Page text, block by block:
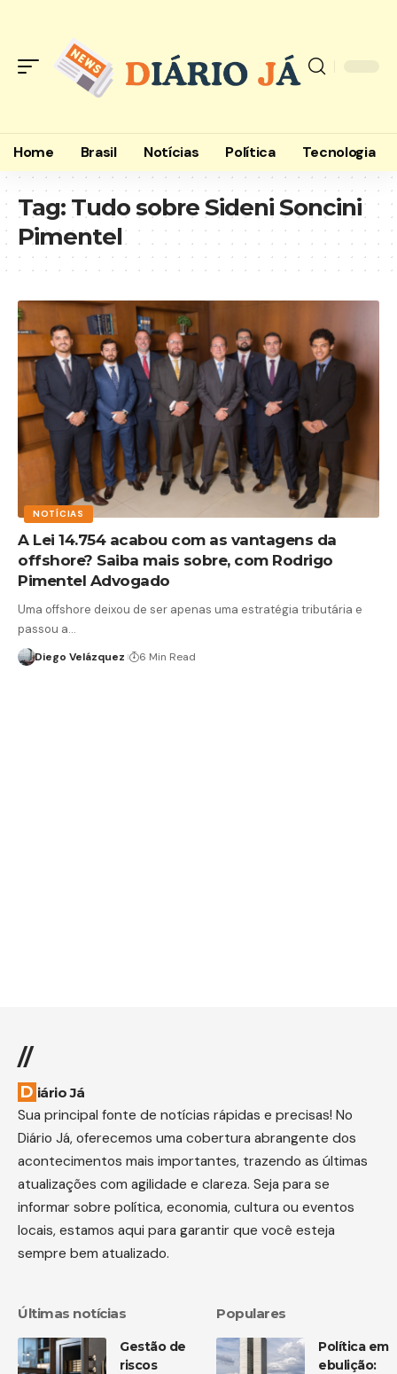
Home Brasil Notícias Política Tecnologia
Tag: Tudo sobre Sideni Soncini
Pimentel
NOTÍCIAS
A Lei 14.754 acabou com as vantagens da
offshore? Saiba mais sobre, com Rodrigo
Pimentel Advogado
Uma offshore deixou de ser apenas uma estratégia tributária e
passou a…
Diego Velázquez 6 Min Read
//
Diário Já
Sua principal fonte de notícias rápidas e precisas! No
Diário Já, oferecemos uma cobertura abrangente dos
acontecimentos mais importantes, trazendo as últimas
atualizações com agilidade e clareza. Seja para se
informar sobre política, economia, cultura ou eventos
locais, estamos aqui para garantir que você esteja
sempre bem atualizado.
Últimas notícias
Gestão de
riscos
Populares
Política em
ebulição: